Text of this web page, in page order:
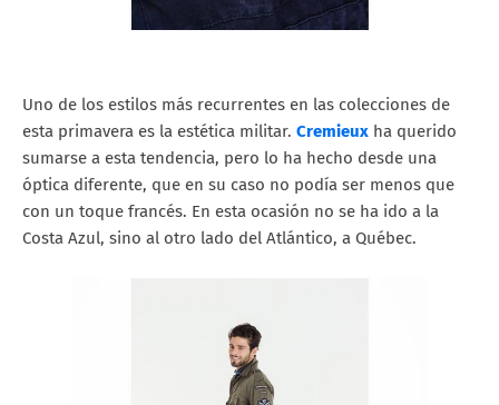
Uno de los estilos más recurrentes en las colecciones de
esta primavera es la estética militar. Cremieux ha querido
sumarse a esta tendencia, pero lo ha hecho desde una
óptica diferente, que en su caso no podía ser menos que
con un toque francés. En esta ocasión no se ha ido a la
Costa Azul, sino al otro lado del Atlántico, a Québec.